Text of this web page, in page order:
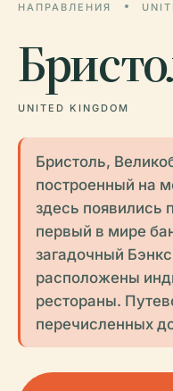
НАПРАВЛЕНИЯ
UNITED KINGDOM
Бристоль,
построенный на
здесь появились
первый в мире
загадочный
расположены
рестораны.
перечисленных